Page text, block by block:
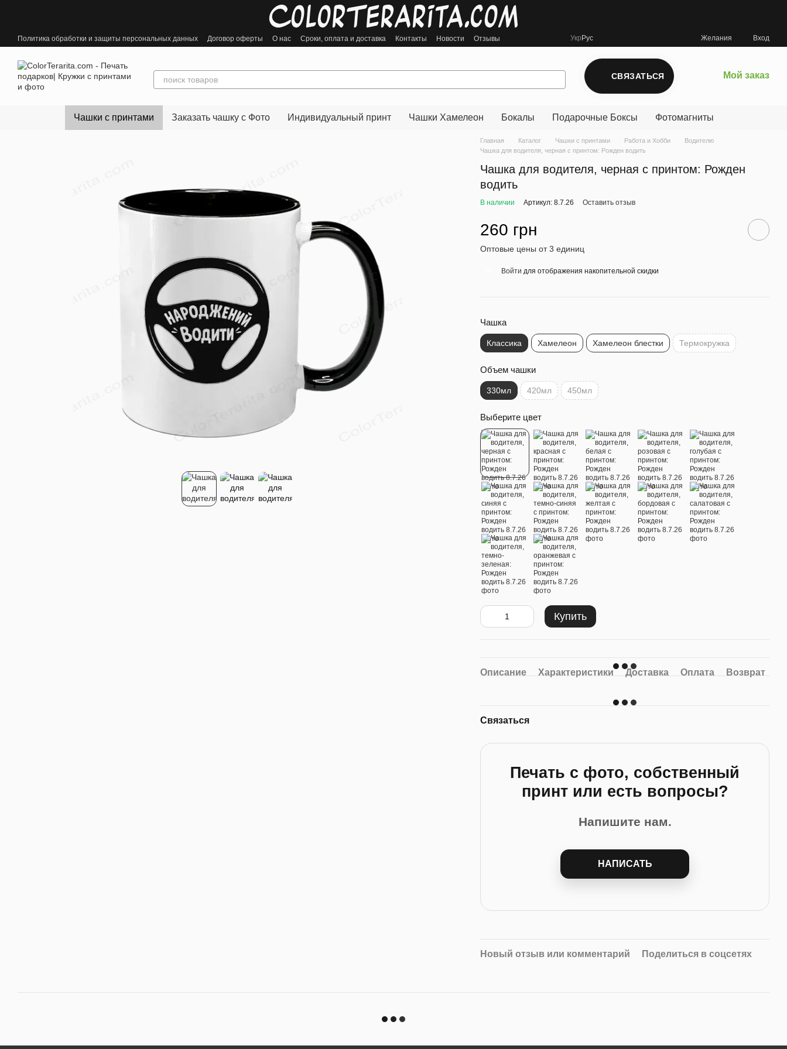
Политика обработки и защиты персональных данных Договор оферты О нас Сроки, оплата и доставка Контакты Новости Отзывы Укр Рус Желания Вход
СВЯЗАТЬСЯ Мой заказ
Чашки с принтами Заказать чашку с Фото Индивидуальный принт Чашки Хамелеон Бокалы Подарочные Боксы Фотомагниты
Главная Каталог Чашки с принтами Работа и Хобби
Водителю
Чашка для водителя, черная с принтом: Рожден водить
Чашка для водителя, черная с принтом: Рожден
водить
В наличии Артикул: 8.7.26 Оставить отзыв
260 грн
Оптовые цены от 3 единиц
Войти для отображения накопительной скидки
Чашка
Классика Хамелеон Хамелеон блестки Термокружка
Объем чашки
330мл 420мл 450мл
Выберите цвет
Купить
Описание Характеристики Доставка Оплата Возврат
Связаться
Печать с фото, собственный
принт или есть вопросы?
Напишите нам.
НАПИСАТЬ
Новый отзыв или комментарий Поделиться в соцсетях